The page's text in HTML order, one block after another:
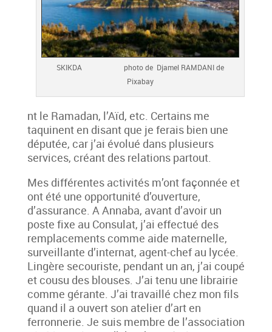
SKIKDA photo de Djamel RAMDANI de
Pixabay
nt le Ramadan, l’Aïd, etc. Certains me
taquinent en disant que je ferais bien une
députée, car j’ai évolué dans plusieurs
services, créant des relations partout.
Mes différentes activités m’ont façonnée et
ont été une opportunité d’ouverture,
d’assurance. A Annaba, avant d’avoir un
poste fixe au Consulat, j’ai effectué des
remplacements comme aide maternelle,
surveillante d’internat, agent-chef au lycée.
Lingère secouriste, pendant un an, j’ai coupé
et cousu des blouses. J’ai tenu une librairie
comme gérante. J’ai travaillé chez mon fils
quand il a ouvert son atelier d’art en
ferronnerie. Je suis membre de l’association